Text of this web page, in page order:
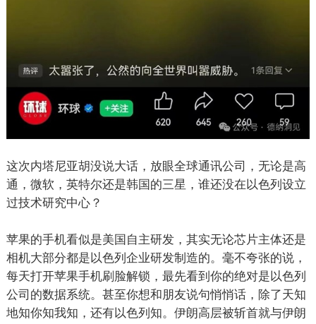
这次内塔尼亚胡没说大话，放眼全球通讯公司，无论是高
通，微软，英特尔还是韩国的三星，谁还没在以色列设立
过技术研究中心？
苹果的手机看似是美国自主研发，其实无论芯片主体还是
相机大部分都是以色列企业研发制造的。毫不夸张的说，
每天打开苹果手机刷脸解锁，最先看到你的绝对是以色列
公司的数据系统。甚至你想和朋友说句悄悄话，除了天知
地知你知我知，还有以色列知。伊朗高层被斩首就与伊朗